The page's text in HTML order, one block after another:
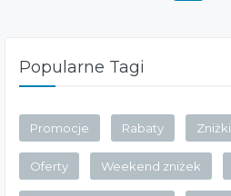
Popularne Tagi
Promocje Rabaty Zniżki
Oferty Weekend zniżek